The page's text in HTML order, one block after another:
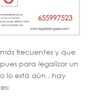
frecuentes y que
para legalizar un
lo está aún , hay